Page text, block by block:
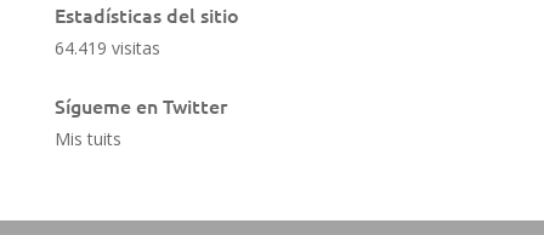
Estadísticas del sitio
64.419 visitas
Sígueme en Twitter
Mis tuits